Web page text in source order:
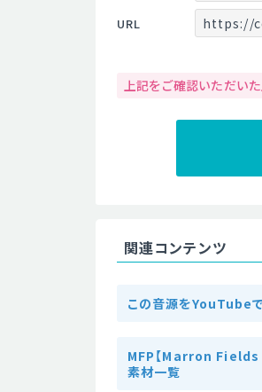
URL https://
上記をご確認いただい
関連コンテンツ
この音源をYouTube
MFP【Marron
素材一覧